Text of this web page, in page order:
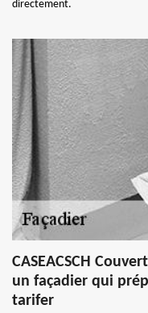
directement.
CASEACSCH
un façadier qui
tarifer